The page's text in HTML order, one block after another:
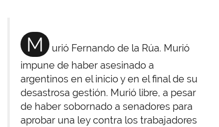
M
urió Fernando de la Rúa. Murió
impune de haber asesinado a
argentinos en el inicio y en el final de su
desastrosa gestión. Murió libre, a pesar
de haber sobornado a senadores para
aprobar una ley contra los trabajadores